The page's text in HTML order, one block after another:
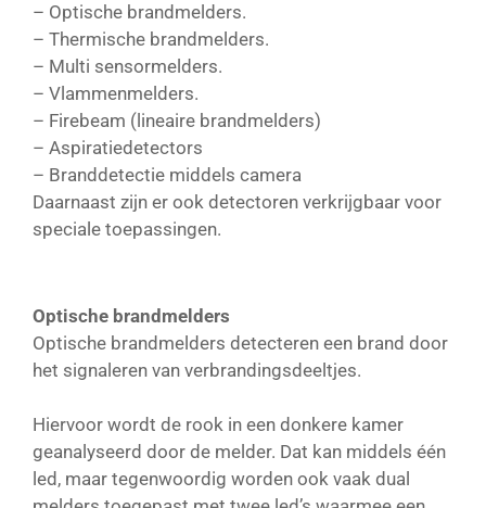
– Optische brandmelders.
– Thermische brandmelders.
– Multi sensormelders.
– Vlammenmelders.
– Firebeam (lineaire brandmelders)
– Aspiratiedetectors
– Branddetectie middels camera
Daarnaast zijn er ook detectoren verkrijgbaar voor
speciale toepassingen.
Optische brandmelders
Optische brandmelders detecteren een brand door
het signaleren van verbrandingsdeeltjes.
Hiervoor wordt de rook in een donkere kamer
geanalyseerd door de melder. Dat kan middels één
led, maar tegenwoordig worden ook vaak dual